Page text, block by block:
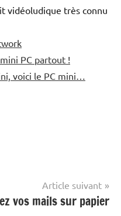
vidéoludique très connu
PC partout !
voici le PC mini…
Article suivant
vos mails sur papier